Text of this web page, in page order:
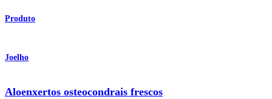
Produto
Joelho
Aloenxertos osteocondrais frescos